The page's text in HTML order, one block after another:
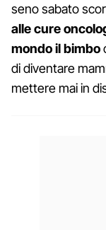
seno sabato
alle cure
mondo il bimbo
di diventare
mettere mai in